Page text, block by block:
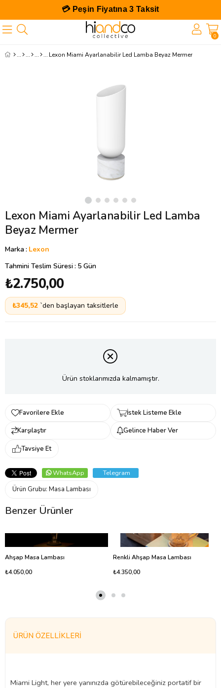
💳 Peşin Fiyatına 3 Taksit
0
Lexon Miami Ayarlanabilir Led Lamba Beyaz Mermer
Lexon Miami Ayarlanabilir Led Lamba
Beyaz Mermer
Marka: Lexon
Tahmini Teslim Süresi: 5 Gün
₺2.750,00
₺345,52 `den başlayan taksitlerle
Ürün stoklarımızda kalmamıştır.
Favorilere Ekle
İstek Listeme Ekle
Karşılaştır
Gelince Haber Ver
Tavsiye Et
WhatsApp
Telegram
Ürün Grubu: Masa Lambası
Benzer Ürünler
Ahşap Masa Lambası
₺4.050,00
Renkli Ahşap Masa Lambası
₺4.350,00
ÜRÜN ÖZELLIKLERI
Miami Light, her yere yanınızda götürebileceğiniz portatif bir